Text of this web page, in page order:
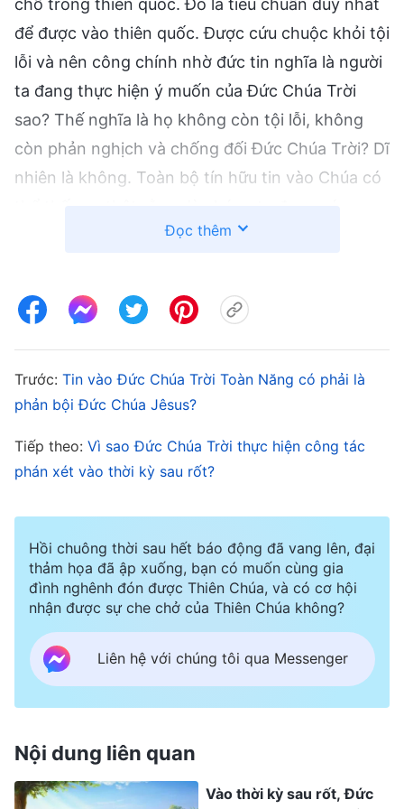
để được vào thiên quốc. Được cứu chuộc khỏi tội
lỗi và nên công chính nhờ đức tin nghĩa là người
ta đang thực hiện ý muốn của Đức Chúa Trời
sao? Thế nghĩa là họ không còn tội lỗi, không
còn phản nghịch và chống đối Đức Chúa Trời? Dĩ
nhiên là không. Toàn bộ tín hữu tin vào Chúa có
chuộc và nên công chính nhờ đức tin, chúng ta
của phạm tội ban ngày và thú tội ban đêm.
Chúng ta sống với nỗi đau vì không thể thoát
khỏi tội lỗi – không thể kìm được việc phạm tội.
Ở mọi giáo phái, đều có những con người ghen
ghét đố kỵ, gây gỗ sinh sự, tranh danh đoạt lợi,
nói xấu lẫn nhau. Chuyện này quá đỗi phổ biến.
Đa số đức tin của mọi người hoàn toàn là vì họ
lại không làm theo lời Ngài phán. Khi gặp phải
khủng hoảng, họ vội vã chạy đến với hội thánh,
nhưng những lúc yên bình thì chạy theo xu thế
trần tục. Các hội thánh thì tổ chức hết tiệc này
đến tiệc nọ, chẳng ai thông công về lẽ thật hay
chia sẻ chứng ngôn cảm nghiệm của riêng mình,
và thấy Chúa vẫn chưa ngự trên mây mà xuống
để cất họ lên, đưa họ vào thiên quốc đức tin và
Đọc thêm
Trước: Tin vào Đức Chúa Trời Toàn Năng có phải là
phản bội Đức Chúa Jêsus?
Tiếp theo: Vì sao Đức Chúa Trời thực hiện công tác
phán xét vào thời kỳ sau rốt?
Hồi chuông thời sau hết báo động đã vang lên, đại
thảm họa đã ập xuống, bạn có muốn cùng gia
đình nghênh đón được Thiên Chúa, và có cơ hội
nhận được sự che chở của Thiên Chúa không?
Liên hệ với chúng tôi qua Messenger
Nội dung liên quan
Vào thời kỳ sau rốt, Đức